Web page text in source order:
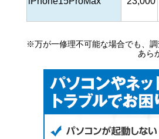
※万が一修理不可能な場合でも、
あら